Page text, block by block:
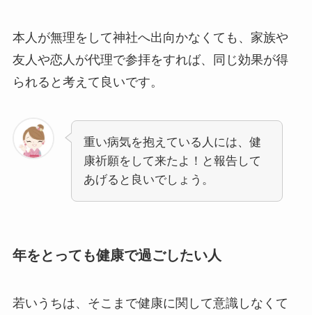
本人が無理をして神社へ出向かなくても、家族や
友人や恋人が代理で参拝をすれば、同じ効果が得
られると考えて良いです。
重い病気を抱えている人には、健
康祈願をして来たよ！と報告して
あげると良いでしょう。
年をとっても健康で過ごしたい人
若いうちは、そこまで健康に関して意識しなくて